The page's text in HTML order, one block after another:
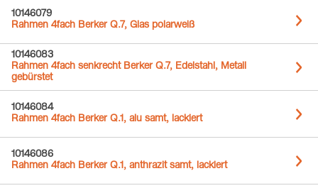
10146079
Rahmen 4fach Berker Q.7, Glas polarweiß
10146083
Rahmen 4fach senkrecht Berker Q.7, Edelstahl, Metall
gebürstet
10146084
Rahmen 4fach Berker Q.1, alu samt, lackiert
10146086
Rahmen 4fach Berker Q.1, anthrazit samt, lackiert